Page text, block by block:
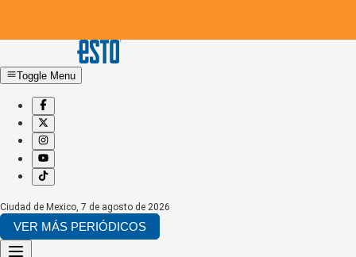
Toggle Menu
Ciudad de Mexico, 7 de agosto de 2026
VER MÁS PERIÓDICOS